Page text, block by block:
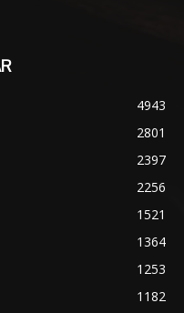
4943
2801
2397
2256
1521
1364
1253
1182